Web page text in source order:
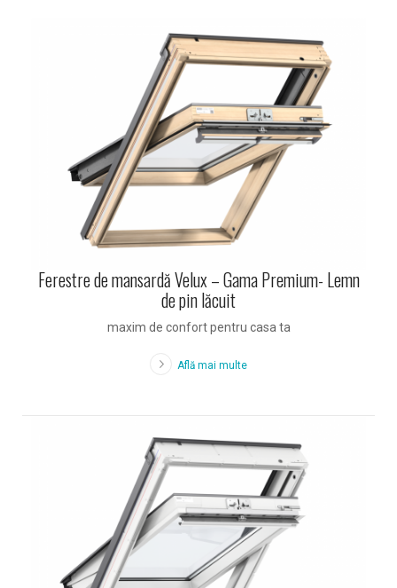
Ferestre de mansardă Velux – Gama Premium- Lemn
de pin lăcuit
maxim de confort pentru casa ta
Află mai multe